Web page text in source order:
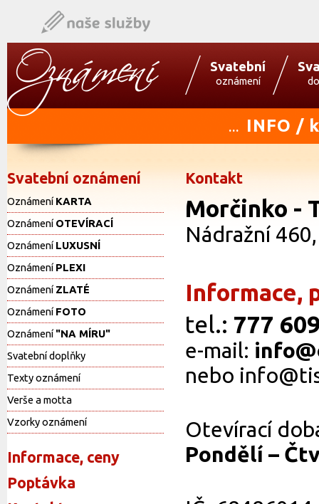
Svatební
oznámení
... INFO /
Svatební oznámení
Oznámení KARTA
Oznámení OTEVÍRACÍ
Oznámení LUXUSNÍ
Oznámení PLEXI
Oznámení ZLATÉ
Oznámení FOTO
Oznámení "NA MÍRU"
Svatební doplňky
Texty oznámení
Verše a motta
Vzorky oznámení
Informace, ceny
Poptávka
Kontakt
Morčinko -
Nádražní
Informace,
tel.: 777
e-mail:
nebo
Otevírací
Pondělí –